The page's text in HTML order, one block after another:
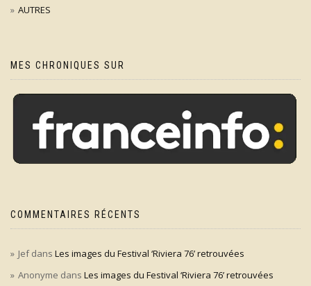
AUTRES
MES CHRONIQUES SUR
COMMENTAIRES RÉCENTS
Jefdans Les images du Festival ‘Riviera 76’ retrouvées
Anonyme dans Les images du Festival ‘Riviera 76’ retrouvées